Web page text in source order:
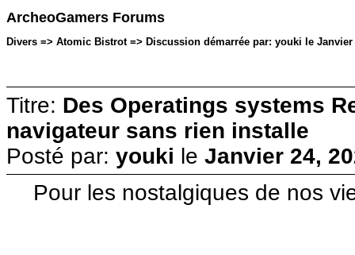
ArcheoGamers Forums
Divers => Atomic Bistrot => Discussion démarrée par: youki le Janvier
Titre: Des Operatings systems
navigateur sans rien installe
Posté par: youki le Janvier 24,
Pour les nostalgiques de nos